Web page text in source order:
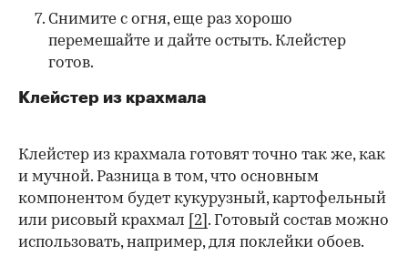
Снимите с огня, еще раз хорошо
перемешайте и дайте остыть. Клейстер
готов.
Клейстер из крахмала
Клейстер из крахмала готовят точно так же, как
и мучной. Разница в том, что основным
компонентом будет кукурузный, картофельный
или рисовый крахмал
[2] . Готовый состав можно
использовать, например, для поклейки обоев.